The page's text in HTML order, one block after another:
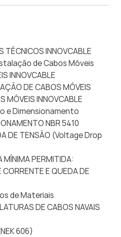
TÉCNICOS INNOVCABLE
de Cabos Móveis
INNOVCABLE
DE CABOS MÓVEIS
MÓVEIS INNOVCABLE
e Dimensionamento
NBR 5410
DE TENSÃO (Voltage Drop
MÍNIMA PERMITIDA:
E QUEDA DE
de Materiais
DE CABOS NAVAIS
606)